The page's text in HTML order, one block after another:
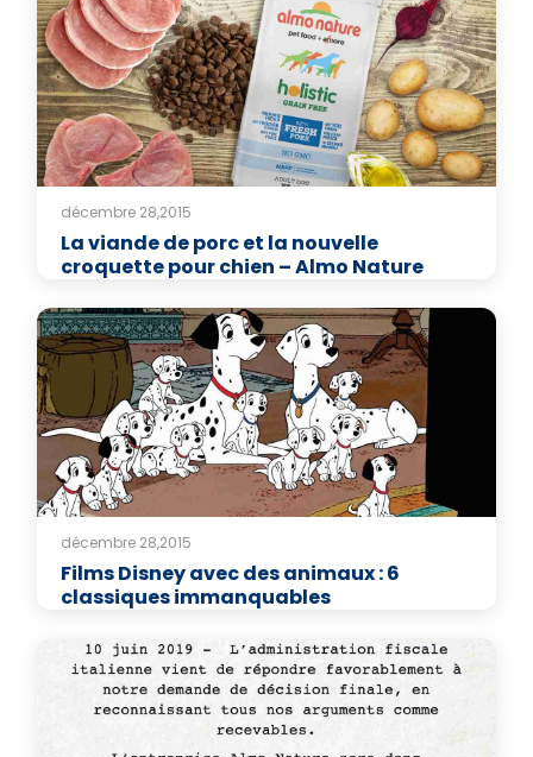
décembre 28,2015
La viande de porc et la nouvelle
croquette pour chien – Almo Nature
décembre 28,2015
Films Disney avec des animaux : 6
classiques immanquables